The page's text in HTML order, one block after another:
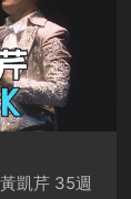
凱芹 35週